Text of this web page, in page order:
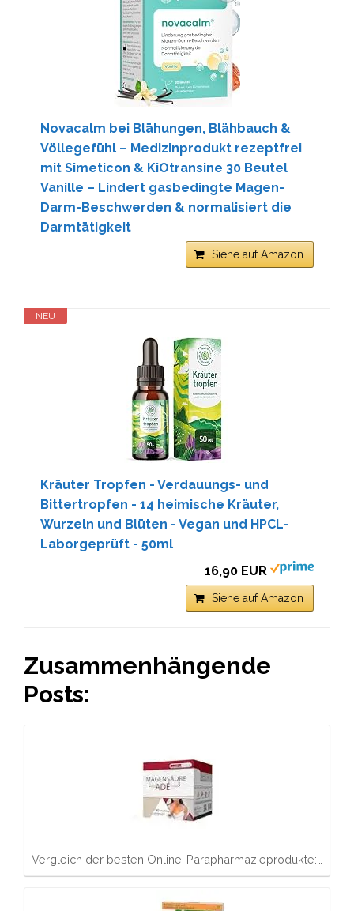
Novacalm bei Blähungen, Blähbauch &
Völlegefühl – Medizinprodukt rezeptfrei
mit Simeticon & KiOtransine 30 Beutel
Vanille – Lindert gasbedingte Magen-
Darm-Beschwerden & normalisiert die
Darmtätigkeit
Siehe auf Amazon
NEU
Kräuter Tropfen - Verdauungs- und
Bittertropfen - 14 heimische Kräuter,
Wurzeln und Blüten - Vegan und HPCL-
Laborgeprüft - 50ml
16,90 EUR
Siehe auf Amazon
Zusammenhängende
Posts:
Vergleich der besten Online-Parapharmazieprodukte:…